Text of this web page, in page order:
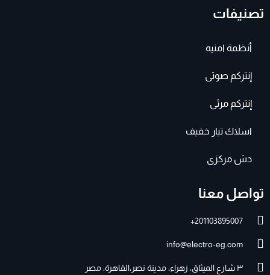
تصنيفات
أنظمة امنيه
إنتركم صوتى
إنتركم مرئى
اسلاك تيار خفيف
دش مركزى
تواصل معنا
201103895007+
info@electro-eg.com
٣ شارع الميثاق، زهراء، مدينة نصر،القاهرة، مصر